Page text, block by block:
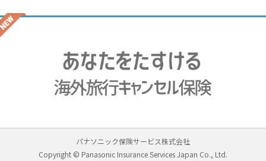
パナソニック保険サービス株式会社
Copyright © Panasonic Insurance Services Japan Co., Ltd.